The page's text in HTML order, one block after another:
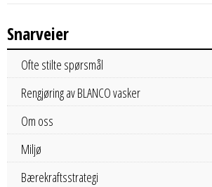
Snarveier
Ofte stilte spørsmål
Rengjøring av BLANCO vasker
Om oss
Miljø
Bærekraftsstrategi